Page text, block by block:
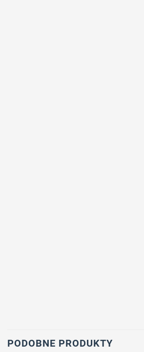
PODOBNE PRODUKTY